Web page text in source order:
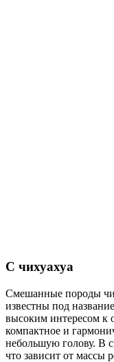
С чихуахуа
Смешанные породы
известны под
высоким интересом к
компактное и
небольшую голову. В
что зависит от массы